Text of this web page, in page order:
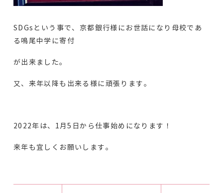
SDGsという事で、京都銀行様にお世話になり母校であ
る鳴尾中学に寄付
が出来ました。
又、来年以降も出来る様に頑張ります。
2022年は、1月5日から仕事始めになります！
来年も宜しくお願いします。